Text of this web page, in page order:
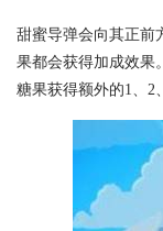
甜蜜导弹会向其正前
果都会获得加成效果
糖果获得额外的1、2